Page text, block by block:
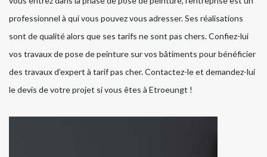
professionnel à qui vous pouvez vous adresser. Ses réalisations
sont de qualité alors que ses tarifs ne sont pas chers. Confiez-lui
vos travaux de pose de peinture sur vos bâtiments pour bénéficier
des travaux d’expert à tarif pas cher. Contactez-le et demandez-lui
le devis de votre projet si vous êtes à Etroeungt !